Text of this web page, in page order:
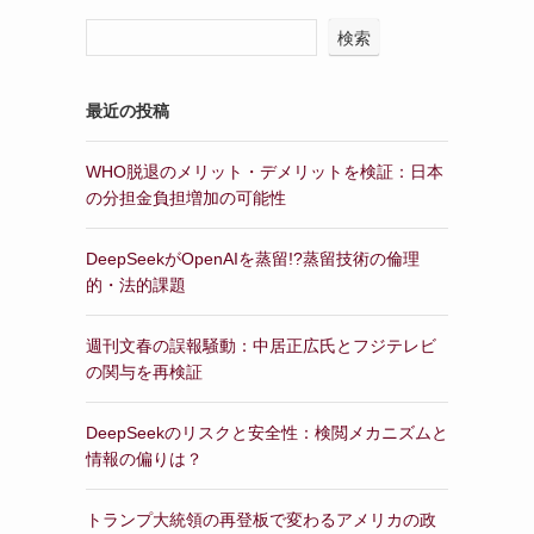
検索
最近の投稿
WHO脱退のメリット・デメリットを検証：日本
の分担金負担増加の可能性
DeepSeekがOpenAIを蒸留!?蒸留技術の倫理
的・法的課題
週刊文春の誤報騒動：中居正広氏とフジテレビ
の関与を再検証
DeepSeekのリスクと安全性：検閲メカニズムと
情報の偏りは？
トランプ大統領の再登板で変わるアメリカの政